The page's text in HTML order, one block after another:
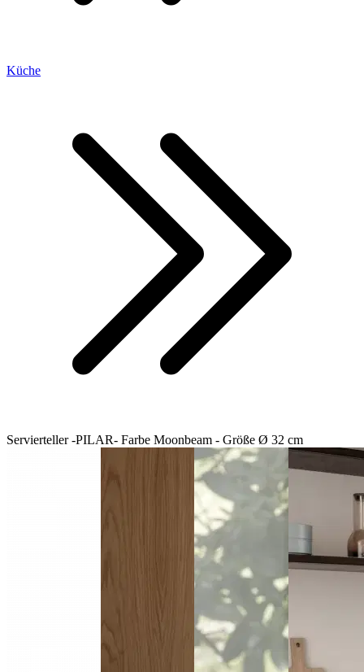
Küche
Servierteller -PILAR- Farbe Moonbeam - Größe Ø 32 cm